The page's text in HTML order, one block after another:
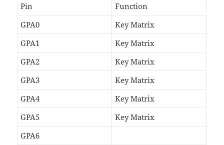
Pin
Function
GPA0
Key Matrix
GPA1
Key Matrix
GPA2
Key Matrix
GPA3
Key Matrix
GPA4
Key Matrix
GPA5
Key Matrix
GPA6